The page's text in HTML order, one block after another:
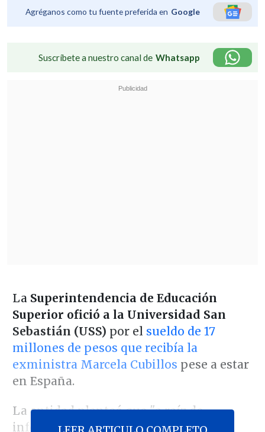
Agréganos como tu fuente preferida en Google
Suscríbete a nuestro canal de Whatsapp
LaSuperintendencia de Educación
Superior ofició a la Universidad San
Sebastián (USS) por el sueldo de 17
millones de pesos que recibía la
exministra Marcela Cubillos pese a estar
en España.
La entidad planteó que "a raíz de
información publicada en medios de